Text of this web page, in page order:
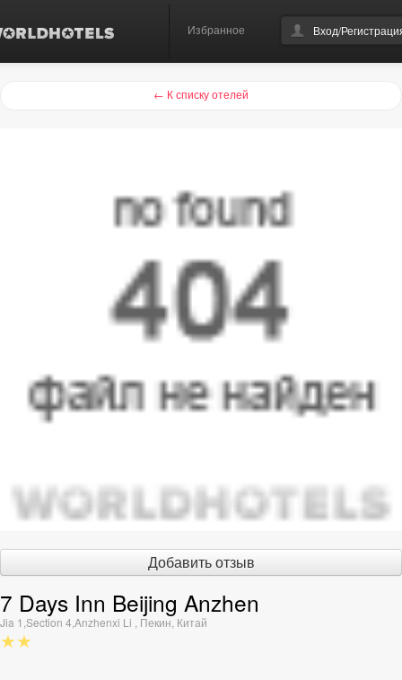
Избранное Вход/
← К списку отелей
Добавить отзыв
7 Days Inn Beijing Anzhen
Jia 1,Section 4,Anzhenxi Li Пекин Китай
★★